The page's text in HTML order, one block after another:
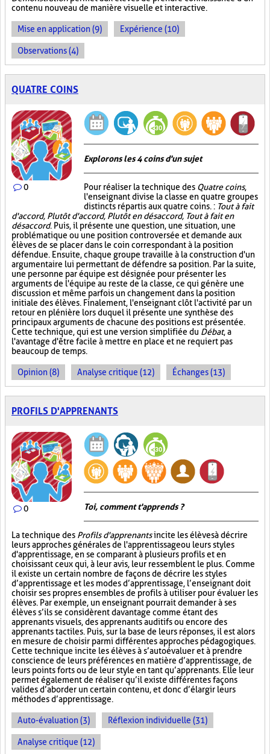
contenu nouveau de manière visuelle et interactive.
Mise en application (9) Expérience (10)
Observations (4)
QUATRE COINS
0
Explorons les 4 coins d'un sujet
Pour réaliser la technique des Quatre coins,
l'enseignant divise la classe en quatre groupes
distincts répartis aux quatre coins. : Tout à fait
d'accord, Plutôt d'accord, Plutôt en désaccord, Tout à fait en
désaccord. Puis, il présente une question, une situation, une
problématique ou une position controversée et demande aux
élèves de se placer dans le coin correspondant à la position
défendue. Ensuite, chaque groupe travaille à la construction d'un
argumentaire lui permettant de défendre sa position. Par la suite,
une personne par équipe est désignée pour présenter les
arguments de l'équipe au reste de la classe, ce qui génère une
discussion et même parfois un changement dans la position
initiale des élèves. Finalement, l'enseignant clôt l'activité par un
retour en plénière lors duquel il présente une synthèse des
principaux arguments de chacune des positions est présentée.
Cette technique, qui est une version simplifiée du Débat, a
l'avantage d'être facile à mettre en place et ne requiert pas
beaucoup de temps.
Opinion (8) Analyse critique (12) Échanges (13)
PROFILS D'APPRENANTS
0 Toi, comment t'apprends ?
La technique des Profils d'apprenantsincite les élèves à décrire
leurs approches générales de l'apprentissage ou leurs styles
d'apprentissage, en se comparant à plusieurs profils et en
choisissant ceux qui, à leur avis, leur ressemblent le plus. Comme
il existe un certain nombre de façons de décrire les styles
d’apprentissage et les modes d’apprentissage, l’enseignant doit
choisir ses propres ensembles de profils à utiliser pour évaluer les
élèves. Par exemple, un enseignant pourrait demander à ses
élèves s’ils se considèrent davantage comme étant des
apprenants visuels, des apprenants auditifs ou encore des
apprenants tactiles. Puis, sur la base de leurs réponses, il est alors
en mesure de choisir parmi différentes approches pédagogiques.
Cette technique incite les élèves à s’autoévaluer et à prendre
conscience de leurs préférences en matière d’apprentissage, de
leurs points forts ou de leur style en tant qu’apprenants. Elle leur
permet également de réaliser qu’il existe différentes façons
valides d’aborder un certain contenu, et donc d’élargir leurs
méthodes d’apprentissage.
Auto-évaluation (3) Réflexion individuelle (31)
Analyse critique (12)